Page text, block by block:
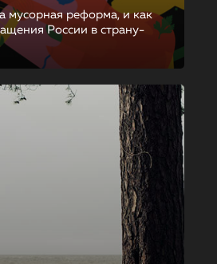
мусорная реформа, и как
России в страну-